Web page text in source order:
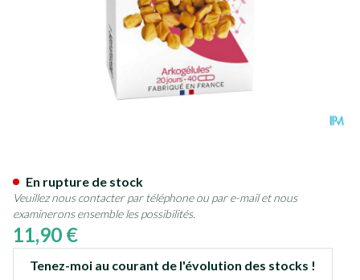
11,90 €
Tenez-moi au courant de l'évolution des stocks !
En rupture de stock
Veuillez nous contacter par téléphone ou par e-mail et nous
examinerons ensemble les possibilités.